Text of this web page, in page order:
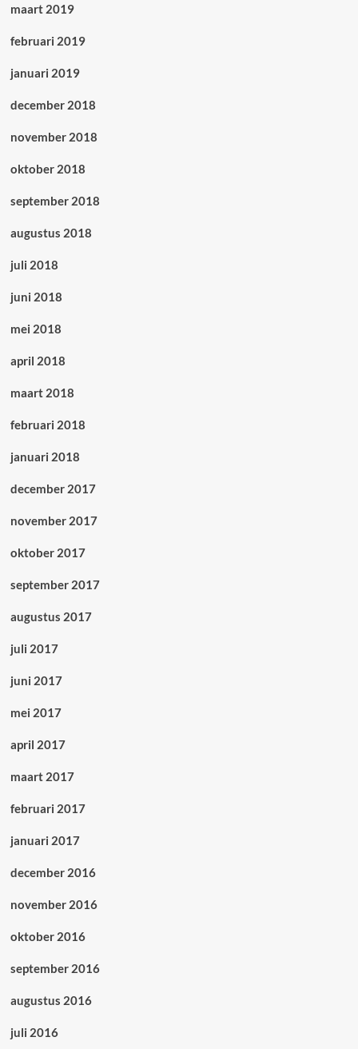
maart 2019
februari 2019
januari 2019
december 2018
november 2018
oktober 2018
september 2018
augustus 2018
juli 2018
juni 2018
mei 2018
april 2018
maart 2018
februari 2018
januari 2018
december 2017
november 2017
oktober 2017
september 2017
augustus 2017
juli 2017
juni 2017
mei 2017
april 2017
maart 2017
februari 2017
januari 2017
december 2016
november 2016
oktober 2016
september 2016
augustus 2016
juli 2016